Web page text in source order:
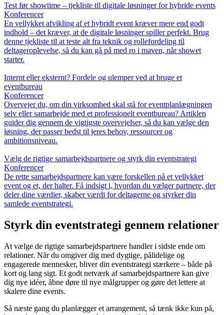
Test før showtime – tjekliste til digitale løsninger for hybride events
Konferencer
En vellykket afvikling af et hybridt event kræver mere end godt
indhold – det kræver, at de digitale løsninger spiller perfekt. Brug
denne tjekliste til at teste alt fra teknik og rollefordeling til
deltageroplevelse, så du kan gå på med ro i maven, når showet
starter.
Internt eller eksternt? Fordele og ulemper ved at bruge et
eventbureau
Konferencer
Overvejer du, om din virksomhed skal stå for eventplanlægningen
selv eller samarbejde med et professionelt eventbureau? Artiklen
guider dig gennem de vigtigste overvejelser, så du kan vælge den
løsning, der passer bedst til jeres behov, ressourcer og
ambitionsniveau.
Vælg de rigtige samarbejdspartnere og styrk din eventstrategi
Konferencer
De rette samarbejdspartnere kan være forskellen på et vellykket
event og et, der halter. Få indsigt i, hvordan du vælger partnere, der
deler dine værdier, skaber værdi for deltagerne og styrker din
samlede eventstrategi.
Styrk din eventstrategi gennem relationer
At vælge de rigtige samarbejdspartnere handler i sidste ende om
relationer. Når du omgiver dig med dygtige, pålidelige og
engagerede mennesker, bliver din eventstrategi stærkere – både på
kort og lang sigt. Et godt netværk af samarbejdspartnere kan give
dig nye idéer, åbne døre til nye målgrupper og gøre det lettere at
skalere dine events.
Så næste gang du planlægger et arrangement, så tænk ikke kun på,